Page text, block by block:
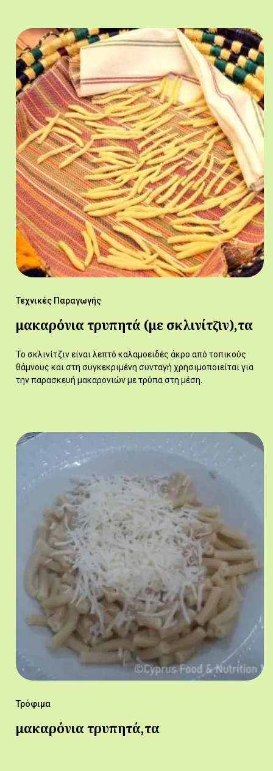
Τεχνικές Παραγωγής
μακαρόνια τρυπητά (με σκλινίτζ̆ιν),τα
Το σκλινίτζιν είναι λεπτό καλαμοειδές άκρο από τοπικούς
θάμνους και στη συγκεκριμένη συνταγή χρησιμοποιείται για
την παρασκευή μακαρονιών με τρύπα στη μέση.
Τρόφιμα
μακαρόνια τρυπητά,τα